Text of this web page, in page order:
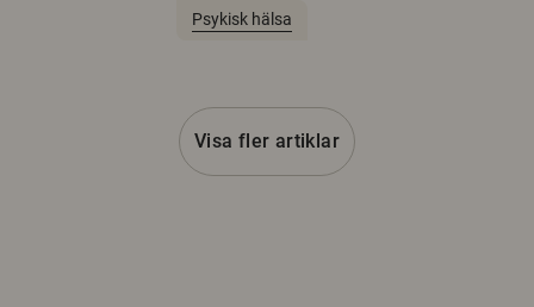
Psykisk hälsa
Visa fler artiklar